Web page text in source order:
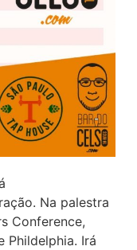
Na palestra
Conference,
Phildelphia. Irá